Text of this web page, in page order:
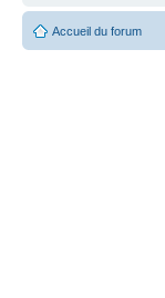
Accueil du forum